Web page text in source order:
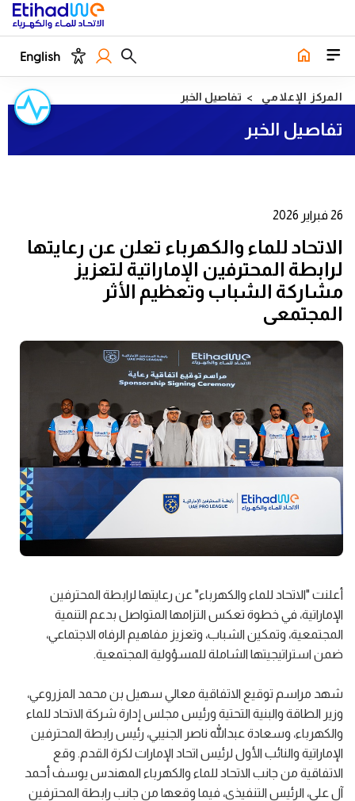
English
المركز الإعلامي تفاصيل الخبر
تفاصيل الخبر
26 فبراير 2026
الاتحاد للماء والكهرباء تعلن عن رعايتها
لرابطة المحترفين الإماراتية لتعزيز
مشاركة الشباب وتعظيم الأثر
المجتمعي
أعلنت "الاتحاد للماء والكهرباء" عن رعايتها لرابطة المحترفين
الإماراتية، في خطوة تعكس التزامها المتواصل بدعم التنمية
المجتمعية، وتمكين الشباب، وتعزيز مفاهيم الرفاه الاجتماعي،
ضمن استراتيجيتها الشاملة للمسؤولية المجتمعية.
شهد مراسم توقيع الاتفاقية معالي سهيل بن محمد المزروعي،
وزير الطاقة والبنية التحتية ورئيس مجلس إدارة شركة الاتحاد للماء
والكهرباء، وسعادة عبدالله ناصر الجنيبي، رئيس رابطة المحترفين
الإماراتية والنائب الأول لرئيس اتحاد الإمارات لكرة القدم. وقع
الاتفاقية من جانب الاتحاد للماء والكهرباء المهندس يوسف أحمد
آل علي، الرئيس التنفيذي، فيما وقعها من جانب رابطة المحترفين